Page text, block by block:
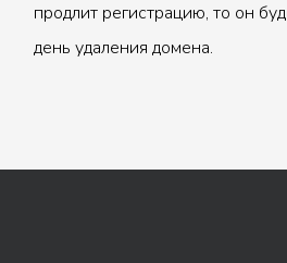
продлит регистрацию, то он
день удаления домена.